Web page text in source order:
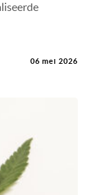
06 mei 2026